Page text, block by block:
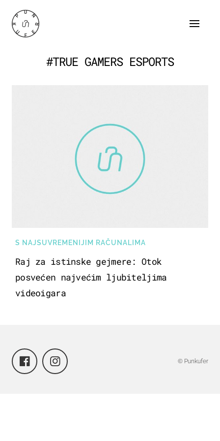
#TRUE GAMERS ESPORTS
S NAJSUVREMENIJIM RAČUNALIMA
Raj za istinske gejmere: Otok
posvećen najvećim ljubiteljima
videoigara
© Punkufer